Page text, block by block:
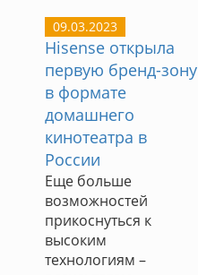
09.03.2023
Hisense открыла
первую бренд-зону
в формате
домашнего
кинотеатра в
России
Еще больше
возможностей
прикоснуться к
высоким
технологиям –